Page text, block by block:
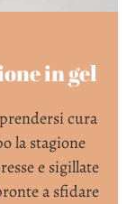
in gel
cura
la stagione
e sigillate
a sfidare